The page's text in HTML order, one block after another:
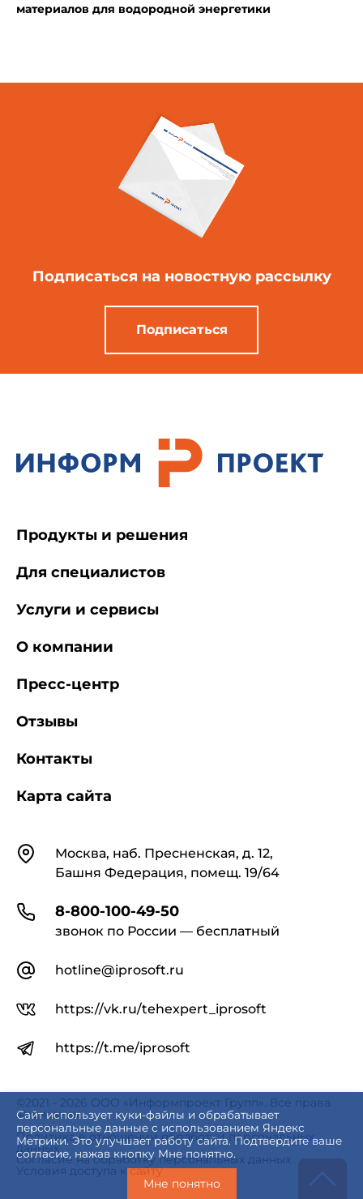
материалов для водородной энергетики
Подписаться на новостную рассылку
Подписаться
Сайт использует куки-файлы и обрабатывает
персональные данные с использованием Яндекс
Метрики. Это улучшает работу сайта. Подтвердите ваше
согласие, нажав кнопку Мне понятно.
Мне понятно
КонтактыМосква, наб. Пресненская, д. 12,
Башня Федерация, помещ. 19/64
8-800-100-49-50
звонок по России — бесплатный
hotline@iprosoft.ru
https://vk.ru/tehexpert_iprosoft
https://t.me/iprosoft
Продукты и решения
Для специалистов
Услуги и сервисы
О компании
Пресс-центр
Отзывы
Контакты
Карта сайта
©2021 - 2026 ООО «Информпроект Групп». Все права
защищены.
Политика в отношении обработки персональных
данных
Согласие на обработку персональных данных
Условия доступа к сайту